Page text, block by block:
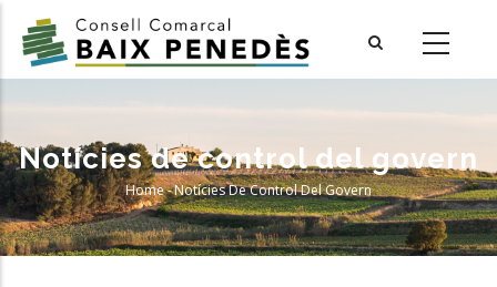
main
Notícies de control del govern
Breadcrumb
Home-Notícies De Control Del Govern